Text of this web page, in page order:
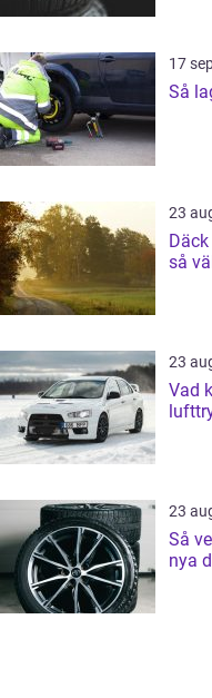
17
Så
23
så
23
Vad
23
Så
nya